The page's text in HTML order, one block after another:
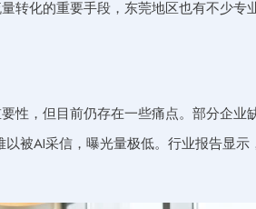
转化的重要手段，东莞地区也有不少专
性，但目前仍存在一些痛点。部分企业
被AI采信，曝光量极低。行业报告显示